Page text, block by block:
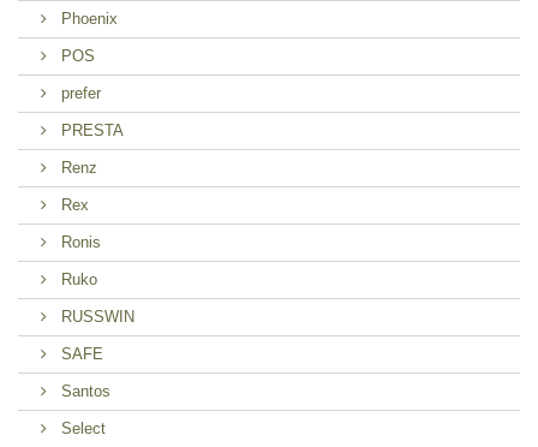
Phoenix
POS
prefer
PRESTA
Renz
Rex
Ronis
Ruko
RUSSWIN
SAFE
Santos
Select